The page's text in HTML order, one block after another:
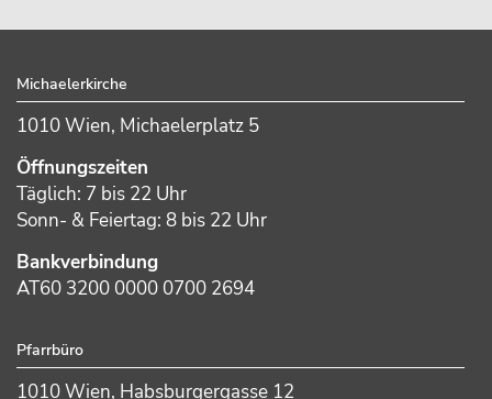
Michaelerkirche
1010 Wien, Michaelerplatz 5
Öffnungszeiten
Täglich: 7 bis 22 Uhr
Sonn- & Feiertag: 8 bis 22 Uhr
Bankverbindung
AT60 3200 0000 0700 2694
Pfarrbüro
1010 Wien, Habsburgergasse 12